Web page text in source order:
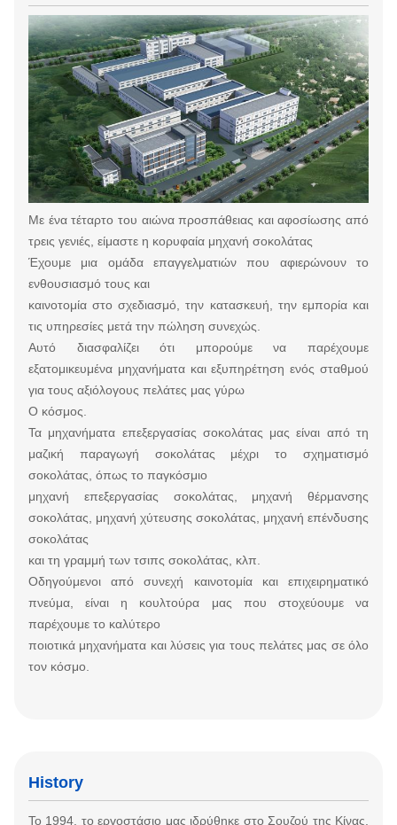
Με ένα τέταρτο του αιώνα προσπάθειας και αφοσίωσης από
τρεις γενιές, είμαστε η κορυφαία μηχανή σοκολάτας
Έχουμε μια ομάδα επαγγελματιών που αφιερώνουν το
ενθουσιασμό τους και
καινοτομία στο σχεδιασμό, την κατασκευή, την εμπορία και
τις υπηρεσίες μετά την πώληση συνεχώς.
Αυτό διασφαλίζει ότι μπορούμε να παρέχουμε
εξατομικευμένα μηχανήματα και εξυπηρέτηση ενός σταθμού
για τους αξιόλογους πελάτες μας γύρω
Ο κόσμος.
Τα μηχανήματα επεξεργασίας σοκολάτας μας είναι από τη
μαζική παραγωγή σοκολάτας μέχρι το σχηματισμό
σοκολάτας, όπως το παγκόσμιο
μηχανή επεξεργασίας σοκολάτας, μηχανή θέρμανσης
σοκολάτας, μηχανή χύτευσης σοκολάτας, μηχανή επένδυσης
σοκολάτας
και τη γραμμή των τσιπς σοκολάτας, κλπ.
Οδηγούμενοι από συνεχή καινοτομία και επιχειρηματικό
πνεύμα, είναι η κουλτούρα μας που στοχεύουμε να
παρέχουμε το καλύτερο
ποιοτικά μηχανήματα και λύσεις για τους πελάτες μας σε όλο
τον κόσμο.
History
Το 1994, το εργοστάσιο μας ιδρύθηκε στο Σουζού της Κίνας,